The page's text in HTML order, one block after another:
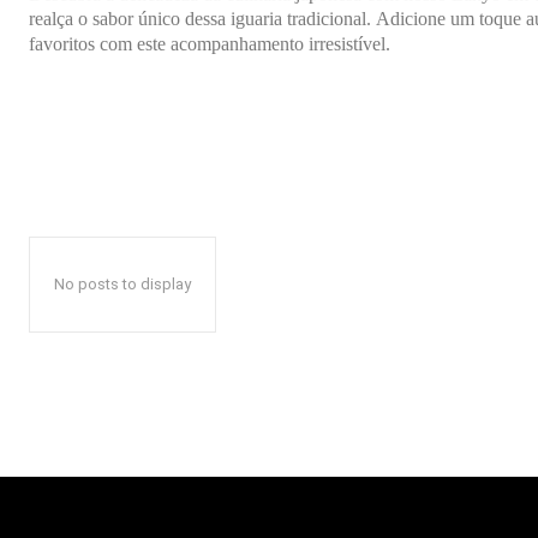
realça o sabor único dessa iguaria tradicional. Adicione um toque
favoritos com este acompanhamento irresistível.
No posts to display